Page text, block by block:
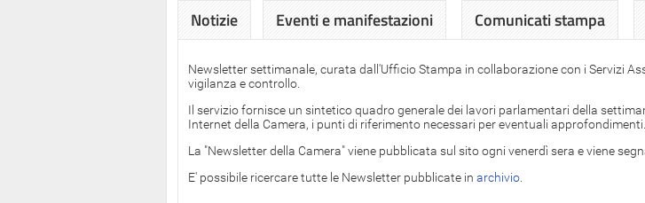
Notizie Eventi e manifestazioni Comunicati stampa
Newsletter settimanale, curata dall'Ufficio Stampa in collaborazione con i Servizi
vigilanza e controllo.
Il servizio fornisce un sintetico quadro generale dei lavori parlamentari della
Internet della Camera, i punti di riferimento necessari per eventuali approfondimenti.
La "Newsletter della Camera" viene pubblicata sul sito ogni venerdì sera e viene
E' possibile ricercare tutte le Newsletter pubblicate in archivio